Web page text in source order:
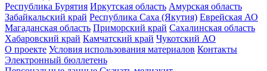
Республика Бурятия Иркутская область Амурская область
Забайкальский край Республика Саха (Якутия) Еврейская АО
Магаданская область Приморский край Сахалинская область
Хабаровский край Камчатский край Чукотский АО
О проекте Условия использования материалов Контакты
Электронный бюллетень